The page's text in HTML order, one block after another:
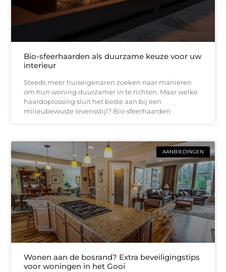
Bio-sfeerhaarden als duurzame keuze voor uw
interieur
Steeds meer huiseigenaren zoeken naar manieren
om hun woning duurzamer in te richten. Maar welke
haardoplossing sluit het beste aan bij een
milieubewuste levensstijl? Bio-sfeerhaarden
AANBIEDINGEN
Wonen aan de bosrand? Extra beveiligingstips
voor woningen in het Gooi